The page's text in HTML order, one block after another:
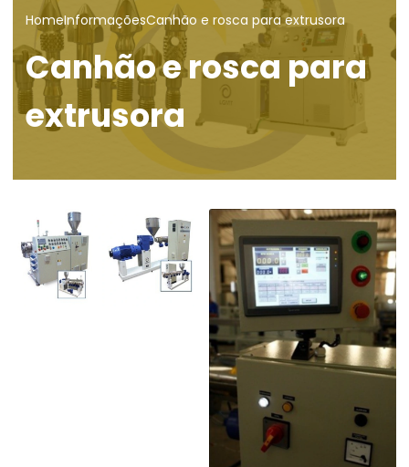
HomeInformaçõesCanhão e rosca para extrusora
Canhão e rosca para
extrusora